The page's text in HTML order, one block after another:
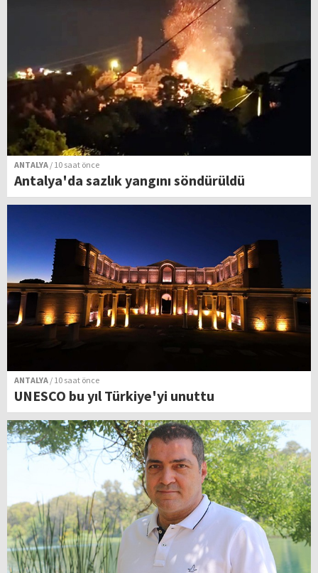
ANTALYA / 10 saat önce
Antalya'da sazlık yangını söndürüldü
ANTALYA / 10 saat önce
UNESCO bu yıl Türkiye'yi unuttu